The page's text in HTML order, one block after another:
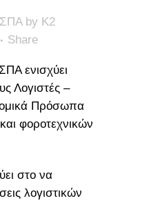
by K2
Share
ενισχύει
Λογιστές –
Πρόσωπα
φοροτεχνικών
στο να
λογιστικών